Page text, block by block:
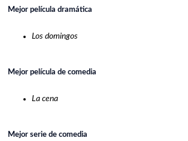
Mejor película dramática
Los domingos
Mejor película de comedia
La cena
Mejor serie de comedia